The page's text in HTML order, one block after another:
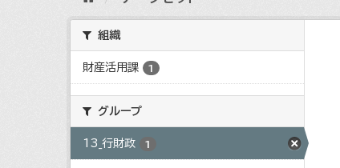
組織
財産活用課 1
グループ
13_行財政 1